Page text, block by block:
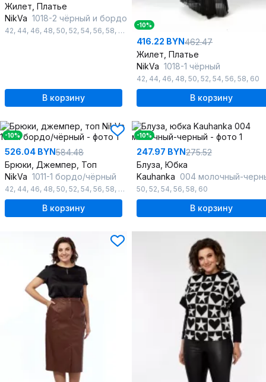
Жилет, Платье
NikVa 1018-2 чёрный и бордо
42, 44, 46, 48, 50, 52, 54, 56, 58, 60
В корзину
-10%
416.22 BYN462.47
Жилет, Платье
NikVa 1018-1 чёрный
42, 44, 46, 48, 50, 52, 54, 56, 58, 60
В корзину
-10%
526.04 BYN584.48
Брюки, Джемпер, Топ
NikVa 1011-1 бордо/чёрный
42, 44, 46, 48, 50, 52, 54, 56, 58, 60
В корзину
-10%
247.97 BYN275.52
Блуза, Юбка
Kauhanka 004 молочный-
50, 52, 54, 56, 58, 60
В корзину